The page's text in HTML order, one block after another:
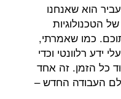
הוא שאנחנו
הטכנולוגיות
כמו שאמרתי,
ידע רלוונטי וכדי
כל הזמן. זה אחד
העבודה החדש –